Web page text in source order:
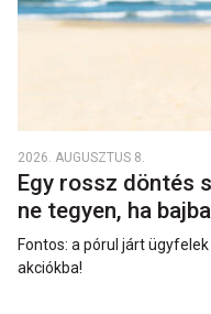
2026. AUGUSZTUS 8.
Egy rossz döntés
ne tegyen, ha
Fontos: a pórul járt
akciókba!